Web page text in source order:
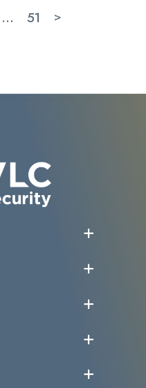
重要性を増していま
）の統一規則 UR
… 51 >
覧